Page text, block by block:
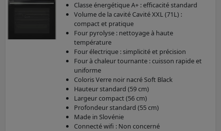
Classe énergétique A+ : efficacité standard
Volume de la cavité Cavité XXL (71L) :
compact et pratique
Four pyrolyse : nettoyage à haute
température
Four électrique : simplicité et précision
Four à chaleur tournante : cuisson rapide et
uniforme
Coloris Verre noir nacré Soft Black
Hauteur standard (59 cm)
Largeur compact (56 cm)
Profondeur standard (55 cm)
Made in Slovénie
Connecté wifi : Non concerné